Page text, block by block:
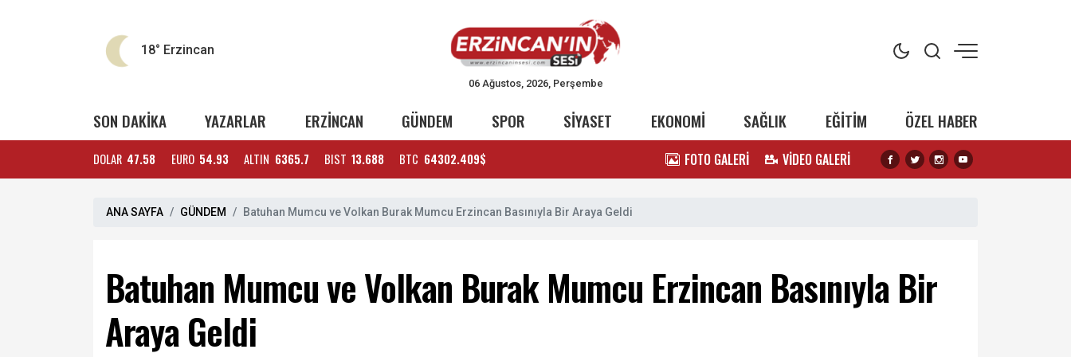
18° Erzincan
06 Ağustos, 2026, Perşembe
SON DAKİKA YAZARLAR ERZİNCAN GÜNDEM SPOR SİYASET EKONOMİ SAĞLIK EĞİTİM ÖZEL HABER
DOLAR 47.58 EURO 54.93 ALTIN 6365.7 BIST 13.688 BTC 64302.409$ FOTO GALERİ VİDEO GALERİ
ANA SAYFA GÜNDEM Batuhan Mumcu ve Volkan Burak Mumcu Erzincan Basınıyla Bir Araya Geldi
Batuhan Mumcu ve Volkan Burak Mumcu Erzincan Basınıyla Bir
Araya Geldi